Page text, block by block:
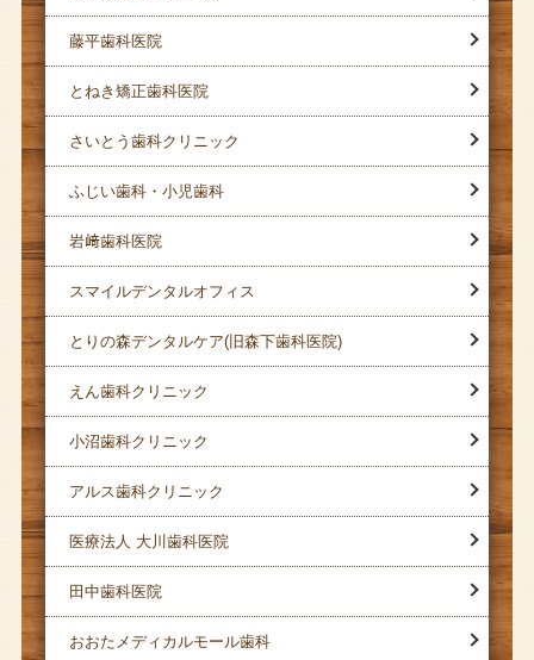
藤平歯科医院
とねき矯正歯科医院
さいとう歯科クリニック
ふじい歯科・小児歯科
岩﨑歯科医院
スマイルデンタルオフィス
とりの森デンタルケア(旧森下歯科医院)
えん歯科クリニック
小沼歯科クリニック
アルス歯科クリニック
医療法人 大川歯科医院
田中歯科医院
おおたメディカルモール歯科